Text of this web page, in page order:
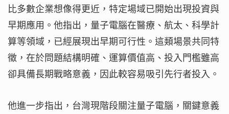
比多數企業想像得更近，特定場域已開始出現投資與
早期應用。他指出，量子電腦在醫療、航太、科學計
算等領域，已經展現出早期可行性。這類場景共同特
徵，在於問題結構明確、運算價值高、投入門檻雖高
卻具備長期戰略意義，因此較容易吸引先行者投入。
他進一步指出，台灣現階段關注量子電腦，關鍵意義